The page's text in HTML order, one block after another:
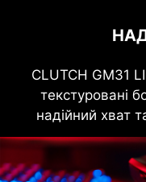
CLUTCH GM31
текстуровані
надійний хват